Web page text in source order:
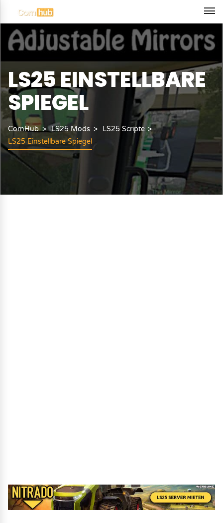
LS25 EINSTELLBARE
SPIEGEL
CornHub LS25 Mods
LS25 Scripte
LS25 Einstellbare Spiegel